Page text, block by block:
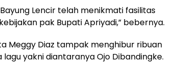
Lencir telah menikmati fasilitas
pak Bupati Apriyadi,” bebernya.
Meggy Diaz tampak menghibur ribuan
yakni diantaranya Ojo Dibandingke.